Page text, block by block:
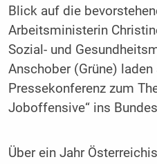
Blick auf die
Arbeitsministerin
Sozial- und
Anschober (Grüne)
Pressekonferenz zum
Joboffensive“ ins
Über ein Jahr